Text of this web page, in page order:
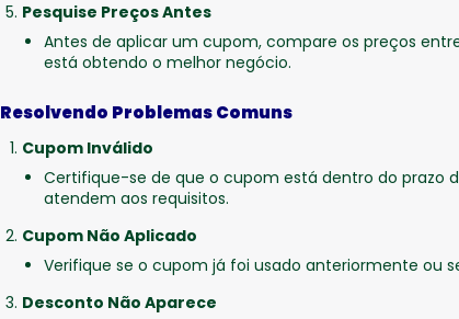
Pesquise Preços Antes
Antes de aplicar um cupom, compare os preços
está obtendo o melhor negócio.
Resolvendo Problemas Comuns
Cupom Inválido
Certifique-se de que o cupom está dentro do prazo
atendem aos requisitos.
Cupom Não Aplicado
Verifique se o cupom já foi usado anteriormente ou
Desconto Não Aparece